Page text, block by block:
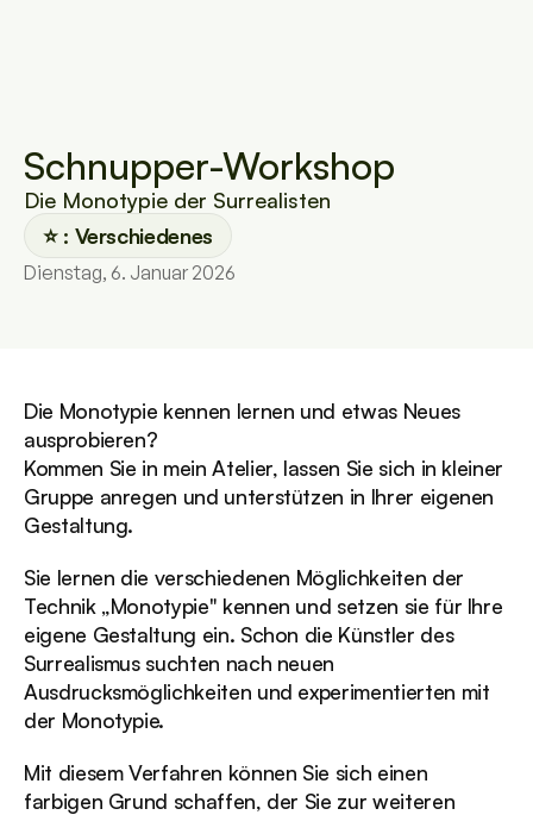
Schnupper-Workshop
Die Monotypie der Surrealisten
⭐️ : Verschiedenes
Dienstag, 6. Januar 2026
Die Monotypie kennen lernen und etwas Neues
ausprobieren?
Kommen Sie in mein Atelier, lassen Sie sich in kleiner
Gruppe anregen und unterstützen in Ihrer eigenen
Gestaltung.
Sie lernen die verschiedenen Möglichkeiten der
Technik „Monotypie" kennen und setzen sie für Ihre
eigene Gestaltung ein. Schon die Künstler des
Surrealismus suchten nach neuen
Ausdrucksmöglichkeiten und experimentierten mit
der Monotypie.
Mit diesem Verfahren können Sie sich einen
farbigen Grund schaffen, der Sie zur weiteren